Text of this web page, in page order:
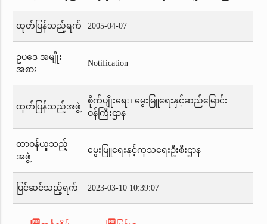
ထုတ်ပြန်သည့်ရက် 2005-04-07
ဥပဒေ အမျိုး
အစား
Notification
ထုတ်ပြန်သည့်အဖွဲ့
စိုက်ပျိုးရေး၊ မွေးမြူရေးနှင့်ဆည်မြောင်း
ဝန်ကြီးဌာန
တာဝန်ယူသည့်
အဖွဲ့
မွေးမြူရေးနှင့်ကုသရေးဦးစီးဌာန
ပြင်ဆင်သည့်ရက် 2023-03-10 10:39:07